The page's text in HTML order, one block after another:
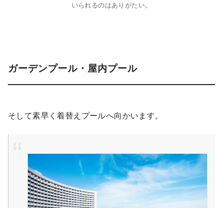
いられるのはありがたい。
ガーデンプール・屋内プール
そして素早く着替えプールへ向かいます。